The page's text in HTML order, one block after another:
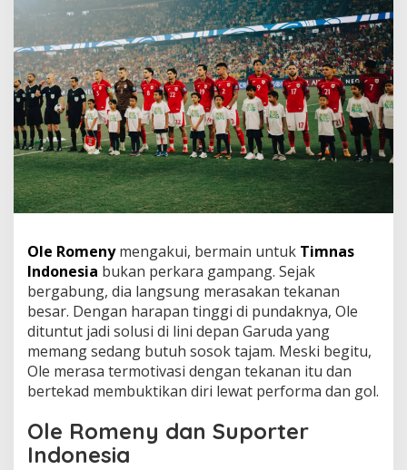
Ole Romenymengakui, bermain untuk Timnas
Indonesia bukan perkara gampang. Sejak
bergabung, dia langsung merasakan tekanan
besar. Dengan harapan tinggi di pundaknya, Ole
dituntut jadi solusi di lini depan Garuda yang
memang sedang butuh sosok tajam. Meski begitu,
Ole merasa termotivasi dengan tekanan itu dan
bertekad membuktikan diri lewat performa dan gol.
Ole Romeny dan Suporter
Indonesia